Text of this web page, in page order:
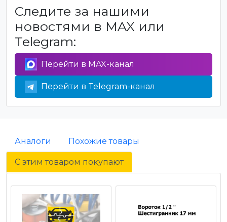
Следите за нашими
новостями в MAX или
Telegram:
Перейти в MAX-канал
Перейти в Telegram-канал
Аналоги Похожие товары
С этим товаром покупают